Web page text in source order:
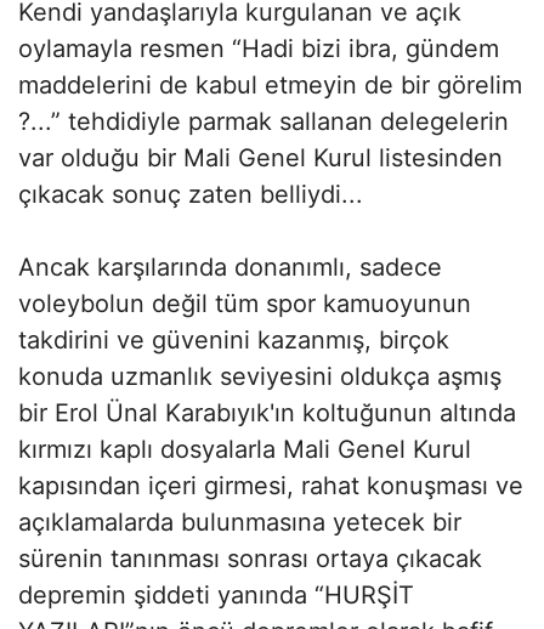
Kendi yandaşlarıyla kurgulanan ve açık
oylamayla resmen “Hadi bizi ibra, gündem
maddelerini de kabul etmeyin de bir görelim
?...” tehdidiyle parmak sallanan delegelerin
var olduğu bir Mali Genel Kurul listesinden
çıkacak sonuç zaten belliydi...
Ancak karşılarında donanımlı, sadece
voleybolun değil tüm spor kamuoyunun
takdirini ve güvenini kazanmış, birçok
konuda uzmanlık seviyesini oldukça aşmış
bir Erol Ünal Karabıyık'ın koltuğunun altında
kırmızı kaplı dosyalarla Mali Genel Kurul
kapısından içeri girmesi, rahat konuşması ve
açıklamalarda bulunmasına yetecek bir
sürenin tanınması sonrası ortaya çıkacak
depremin şiddeti yanında “HURŞİT